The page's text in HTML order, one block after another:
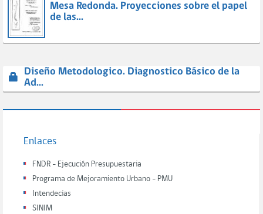
Mesa Redonda. Proyecciones sobre el papel
de las...
Diseño Metodologico. Diagnostico Básico de la
Ad...
Enlaces
FNDR - Ejecución Presupuestaria
Programa de Mejoramiento Urbano - PMU
Intendecias
SINIM